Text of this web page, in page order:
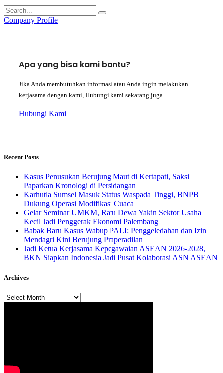
Company Profile
Apa yang bisa kami bantu?
Jika Anda membutuhkan informasi atau Anda ingin melakukan
kerjasama dengan kami, Hubungi kami sekarang juga.
Hubungi Kami
Recent Posts
Kasus Penusukan Berujung Maut di Kertapati, Saksi
Paparkan Kronologi di Persidangan
Karhutla Sumsel Masuk Status Waspada Tinggi, BNPB
Dukung Operasi Modifikasi Cuaca
Gelar Seminar UMKM, Ratu Dewa Yakin Sektor Usaha
Kecil Jadi Penggerak Ekonomi Palembang
Babak Baru Kasus Wabup PALI: Penggeledahan dan Izin
Mendagri Kini Berujung Praperadilan
Jadi Ketua Kerjasama Kepegawaian ASEAN 2026-2028,
BKN Siapkan Indonesia Jadi Pusat Kolaborasi ASN ASEAN
Archives
Archives